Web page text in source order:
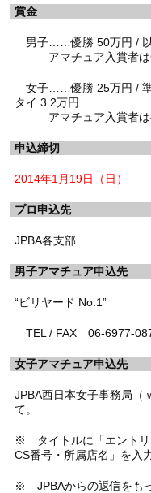
賞金
男子……優勝 50万円 /
アマチュア入賞者は60
女子……優勝 25万円 / 準
タイ 3.2万円
アマチュア入賞者は半
申込締切
2014年1月19日（日）
プロ申込先
JPBA各支部
男子アマチュア申込先
“ビリヤード No.1”
TEL / FAX 06-6977-
女子アマチュア申込先
JPBA西日本女子事務局（
て。
※ タイトルに「エントリ
CS番号・所属店名」を入
※ JPBAからの返信をも